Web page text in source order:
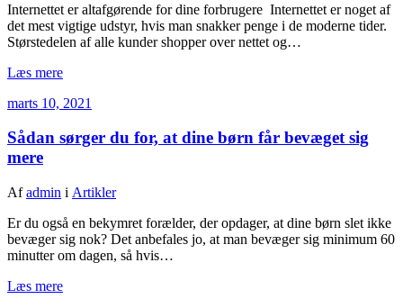
Internettet er altafgørende for dine forbrugere Internettet er noget af
det mest vigtige udstyr, hvis man snakker penge i de moderne tider.
Størstedelen af alle kunder shopper over nettet og…
Læs mere
marts 10, 2021
Sådan sørger du for, at dine børn får bevæget sig
mere
Afadmin i Artikler
Er du også en bekymret forælder, der opdager, at dine børn slet ikke
bevæger sig nok? Det anbefales jo, at man bevæger sig minimum 60
minutter om dagen, så hvis…
Læs mere